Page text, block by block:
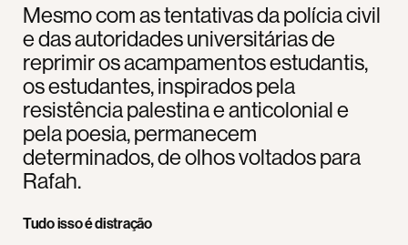
Mesmo com as tentativas da polícia civil
e das autoridades universitárias de
reprimir os acampamentos estudantis,
os estudantes, inspirados pela
resistência palestina e anticolonial e
pela poesia, permanecem
determinados, de olhos voltados para
Rafah.
Tudo isso é distração